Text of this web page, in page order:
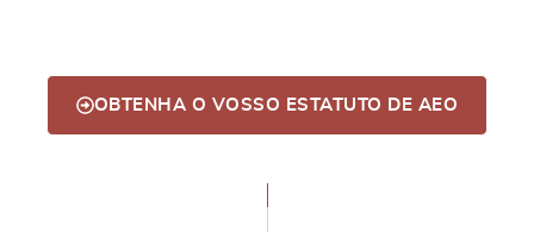
OBTENHA O VOSSO ESTATUTO DE AEO